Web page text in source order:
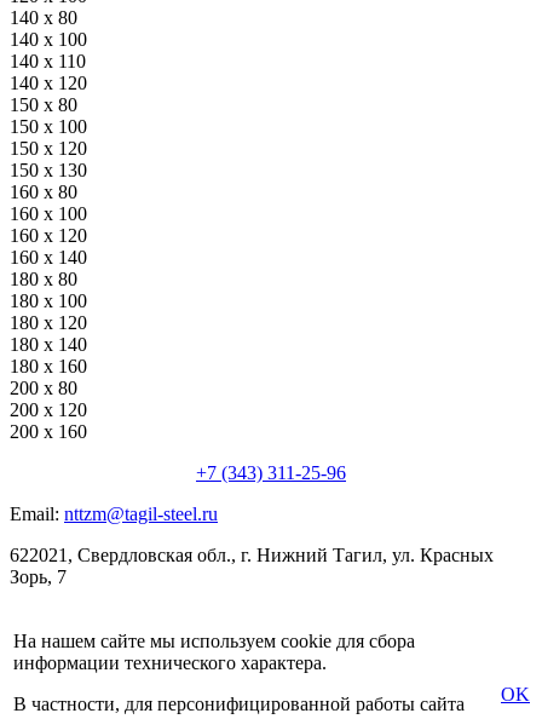
140 x 80
140 x 100
140 x 110
140 x 120
150 x 80
150 x 100
150 x 120
150 x 130
160 x 80
160 x 100
160 x 120
160 x 140
180 x 80
180 x 100
180 x 120
180 x 140
180 x 160
200 x 80
200 x 120
200 x 160
+7 (343) 311-25-96
Email: nttzm@tagil-steel.ru
622021, Свердловская обл., г. Нижний Тагил, ул. Красных
Зорь, 7
На нашем сайте мы используем cookie для сбора
информации технического характера.
В частности, для персонифицированной работы сайта
OK